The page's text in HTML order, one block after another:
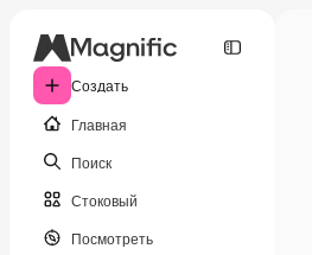
Создать
Главная
Поиск
Стоковый
Посмотреть